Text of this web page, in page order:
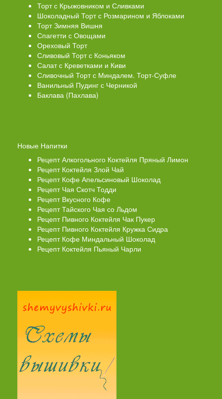
Торт с Крыжовником и Сливками
Шоколадный Торт с Розмарином и Яблоками
Торт Зимняя Вишня
Спагетти с Овощами
Ореховый Торт
Сливовый Торт с Коньяком
Салат с Креветками и Киви
Сливочный Торт с Миндалем. Торт-Суфле
Ванильный Пудинг с Черникой
Баклава (Пахлава)
Новые Напитки
Рецепт Алкогольного Коктейля Пряный Лимон
Рецепт Коктейля Злой Чай
Рецепт Кофе Апельсиновый Шоколад
Рецепт Чая Скотч Тодди
Рецепт Вкусного Кофе
Рецепт Тайского Чая со Льдом
Рецепт Пивного Коктейля Чак Пукер
Рецепт Пивного Коктейля Кружка Сидра
Рецепт Кофе Миндальный Шоколад
Рецепт Коктейля Пьяный Чарли